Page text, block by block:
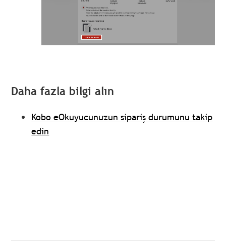
Daha fazla bilgi alın
Kobo eOkuyucunuzun sipariş durumunu takip
edin